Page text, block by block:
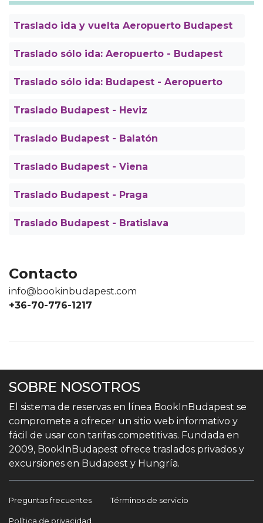
Traslado ida y vuelta Aeropuerto Budapest
Traslado sólo ida: Aeropuerto - Budapest
Traslado sólo ida: Budapest - Aeropuerto
Traslado Budapest - Heviz
Traslado Budapest - Balatón
Traslado Budapest - Viena
Traslado Budapest - Praga
Traslado Budapest - Bratislava
Contacto
info@bookinbudapest.com
+36-70-776-1217
SOBRE NOSOTROS
El sistema de reservas en línea BookInBudapest se
compromete a ofrecer un sitio web informativo y
fácil de usar con tarifas competitivas. Fundada en
2009, BookInBudapest ofrece traslados privados y
excursiones en Budapest y Hungría.
Preguntas frecuentes Términos de servicio
Política de privacidad